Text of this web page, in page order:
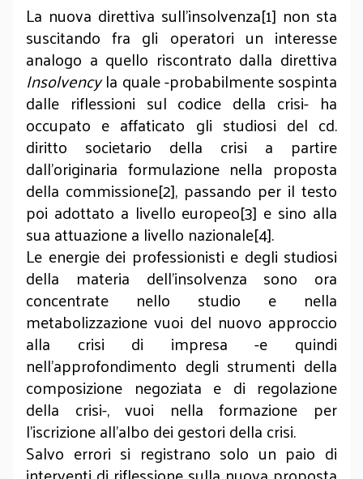
La nuova direttiva sull’insolvenza[1] non sta
suscitando fra gli operatori un interesse
analogo a quello riscontrato dalla direttiva
Insolvencyla quale -probabilmente sospinta
dalle riflessioni sul codice della crisi- ha
occupato e affaticato gli studiosi del cd.
diritto societario della crisi a partire
dall’originaria formulazione nella proposta
della commissione[2], passando per il testo
poi adottato a livello europeo[3] e sino alla
sua attuazione a livello nazionale[4].
Le energie dei professionisti e degli studiosi
della materia dell’insolvenza sono ora
concentrate nello studio e nella
metabolizzazione vuoi del nuovo approccio
alla crisi di impresa -e quindi
nell’approfondimento degli strumenti della
composizione negoziata e di regolazione
della crisi-, vuoi nella formazione per
l’iscrizione all’albo dei gestori della crisi.
Salvo errori si registrano solo un paio di